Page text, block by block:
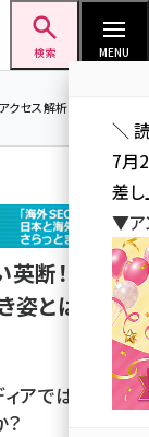
検索 MENU
アクセス解析／データ分析
英断！ コン
とは？
では、
＼
7月
差し
▼ア